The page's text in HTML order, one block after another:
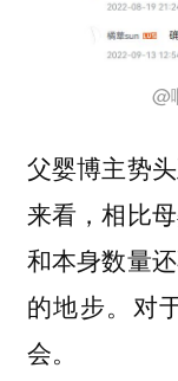
@
父婴博主势
来看，相比
和本身数量
的地步。对
会。